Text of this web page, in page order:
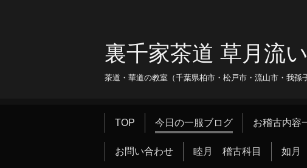
裏千家茶道 草月流
茶道・華道の教室（千葉県柏市・松戸市・流山市・我
TOP 今日の一服ブログ お稽古内容
お問い合わせ 睦月 稽古科目 如月